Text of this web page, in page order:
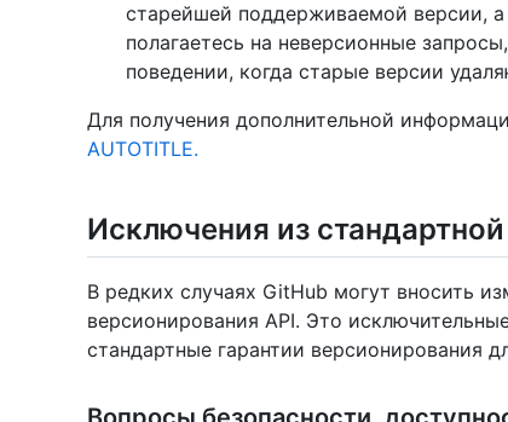
старейшей поддерживаемой версии,
полагаетесь на неверсионные
поведении, когда старые версии
Для получения дополнительной
AUTOTITLE.
Исключения из
В редких случаях GitHub могут вносить
версионирования API. Это
стандартные гарантии версионирования